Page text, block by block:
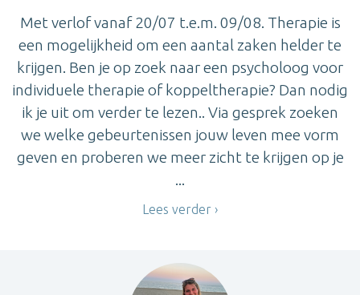
Met verlof vanaf 20/07 t.e.m. 09/08. Therapie is
een mogelijkheid om een aantal zaken helder te
krijgen. Ben je op zoek naar een psycholoog voor
individuele therapie of koppeltherapie? Dan nodig
ik je uit om verder te lezen.. Via gesprek zoeken
we welke gebeurtenissen jouw leven mee vorm
geven en proberen we meer zicht te krijgen op je
...
Lees verder